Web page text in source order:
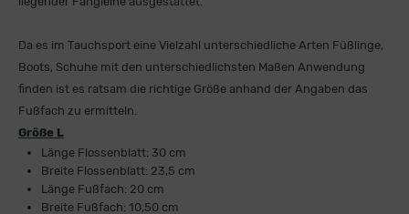
Da es im Tauchsport eine Vielzahl unterschiedliche Arten Füßlinge,
Boots, Schuhe mit den unterschiedlichsten Maßen Anwendung
finden ist es ratsam die richtige Größe anhand der Angaben das
Fußfach zu ermitteln.
Größe L
Länge Flossenblatt: 30 cm
Breite Flossenblatt: 23,5 cm
Länge Fußfach: 20 cm
Breite Fußfach: 10,50 cm